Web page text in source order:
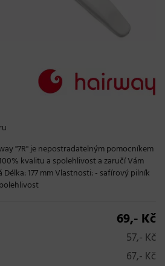
''7R'' je nepostradatelným pomocníkem
kvalitu a spolehlivost a zaručí Vám
177 mm Vlastnosti: - safírový pilník
69,- Kč
57,- Kč
67,- Kč